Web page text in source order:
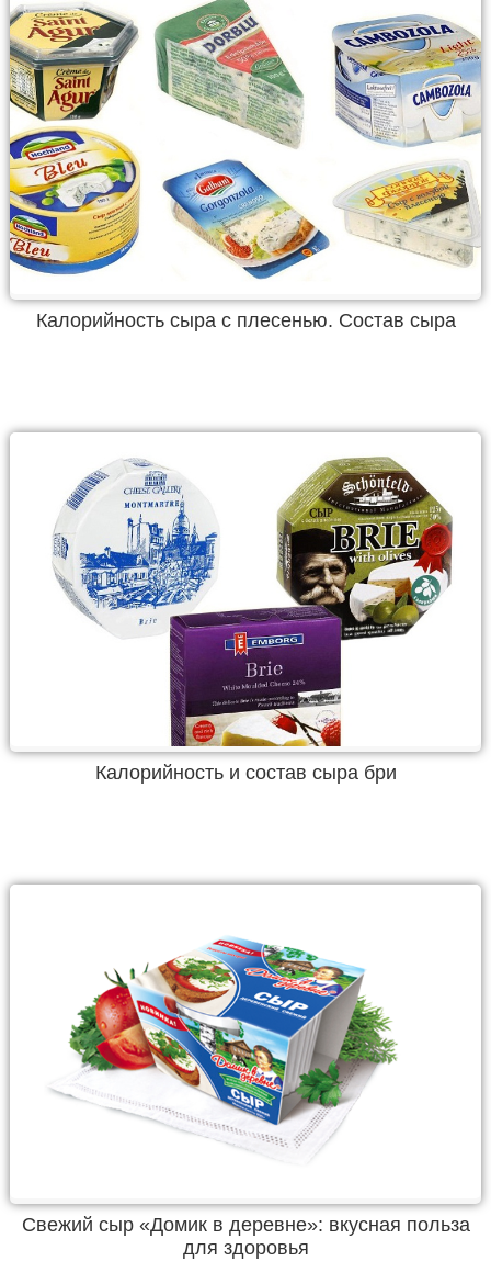
Калорийность сыра с плесенью. Состав сыра
Калорийность и состав сыра бри
Свежий сыр «Домик в деревне»: вкусная польза
для здоровья